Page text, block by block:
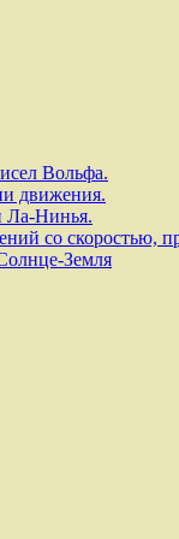
Вольфа.
движения.
Ла-Нинья.
со скоростью,
Земля